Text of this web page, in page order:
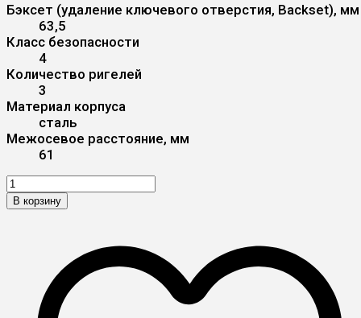
Бэксет (удаление ключевого отверстия, Backset), мм
63,5
Класс безопасности
4
Количество ригелей
3
Материал корпуса
сталь
Межосевое расстояние, мм
61
В корзину